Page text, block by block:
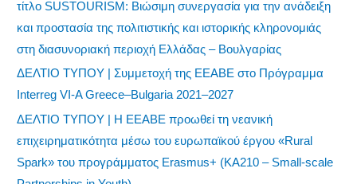
τίτλο SUSTOURISM: Βιώσιμη συνεργασία για την ανάδειξη
και προστασία της πολιτιστικής και ιστορικής κληρονομιάς
στη διασυνοριακή περιοχή Ελλάδας – Βουλγαρίας
ΔΕΛΤΙΟ ΤΥΠΟΥ | Συμμετοχή της ΕΕΑΒΕ στο Πρόγραμμα
Interreg VI-A Greece–Bulgaria 2021–2027
ΔΕΛΤΙΟ ΤΥΠΟΥ | Η ΕΕΑΒΕ προωθεί τη νεανική
επιχειρηματικότητα μέσω του ευρωπαϊκού έργου «Rural
Spark» του προγράμματος Erasmus+ (KA210 – Small-scale